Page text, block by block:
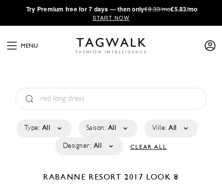
·Try Premium free for 7 days — then only€8.33/mo€5.83/mo
START NOW
MENU
Type: All Saison: All Ville: All
Designer: All CLEAR ALL
RABANNE RESORT 2017 LOOK 8